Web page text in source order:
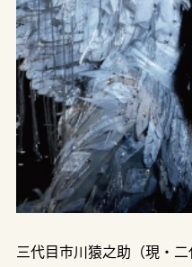
三代目市川猿之助（現・